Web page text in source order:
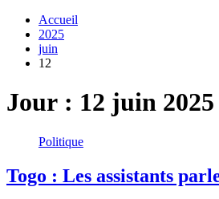
Accueil
2025
juin
12
Jour : 12 juin 2025
Politique
Togo : Les assistants